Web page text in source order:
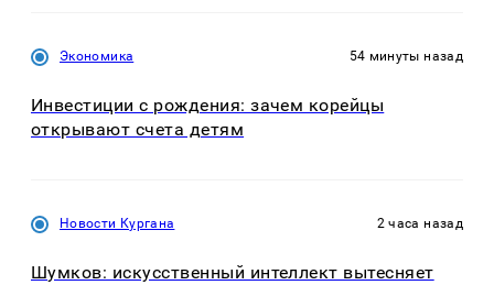
Экономика 54 минуты назад
Инвестиции с рождения: зачем корейцы
открывают счета детям
Новости Кургана 2 часа назад
Шумков: искусственный интеллект вытесняет